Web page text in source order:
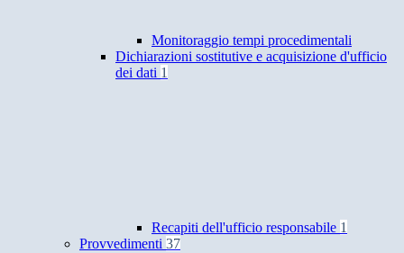
Monitoraggio tempi procedimentali
Dichiarazioni sostitutive e acquisizione d'ufficio
dei dati 1
Recapiti dell'ufficio responsabile 1
Provvedimenti 37